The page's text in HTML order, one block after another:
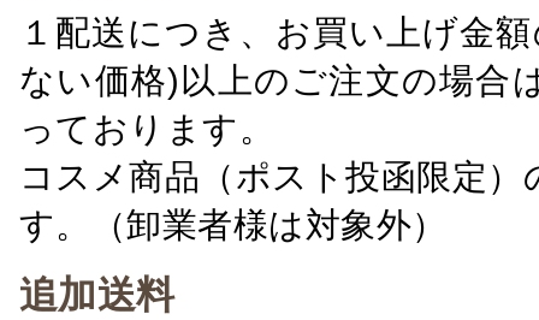
１配送につき、お買い上げ金
ない価格)以上のご注文の場合
っております。
コスメ商品（ポスト投函限定
す。（卸業者様は対象外）
追加送料